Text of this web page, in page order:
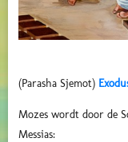
(Parasha Sjemot)
Mozes wordt door de
Messias: